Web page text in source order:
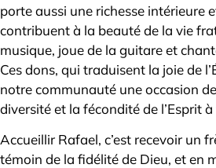
porte aussi une richesse intérieure
contribuent à la beauté de la vie
musique, joue de la guitare et
Ces dons, qui traduisent la joie de
notre communauté une occasion
diversité et la fécondité de l’Esprit
Accueillir Rafael, c’est recevoir un
témoin de la fidélité de Dieu, et en